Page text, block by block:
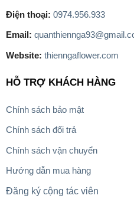
Điện thoại: 0974.956.933
Email:
Website: thienngaflower.com
HỖ TRỢ KHÁCH HÀNG
Chính sách bảo mật
Chính sách đổi trả
Chính sách vận chuyển
Hướng dẫn mua hàng
Đăng ký cộng tác viên